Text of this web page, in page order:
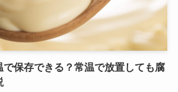
で保存できる？常温で放置しても腐